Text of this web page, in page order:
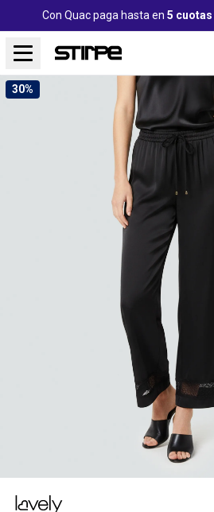
Con Quac paga hasta en 5 cuotas
30%